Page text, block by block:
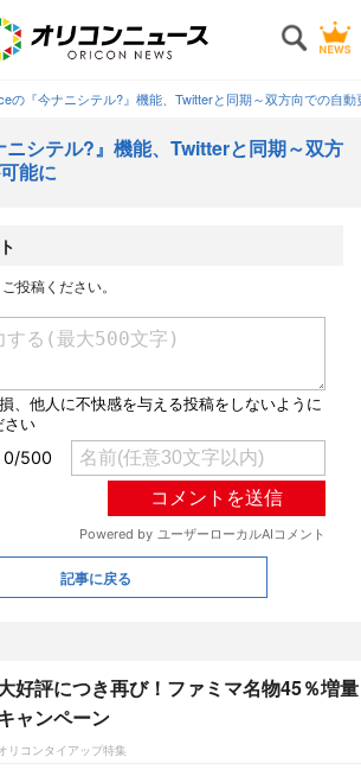
の『今ナニシテル?』機能、Twitterと同期～双方向での自
シテル?』機能、Twitterと同期～双方
能に
投稿ください。
記事に戻る
好評につき再び！ファミマ名物45％増量
ャンペーン
リコンタイアップ特集